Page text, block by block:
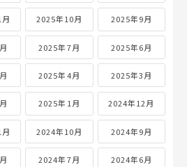
2025年10月 2025年9月
2025年7月 2025年6月
2025年4月 2025年3月
2025年1月 2024年12月
2024年10月 2024年9月
2024年7月 2024年6月